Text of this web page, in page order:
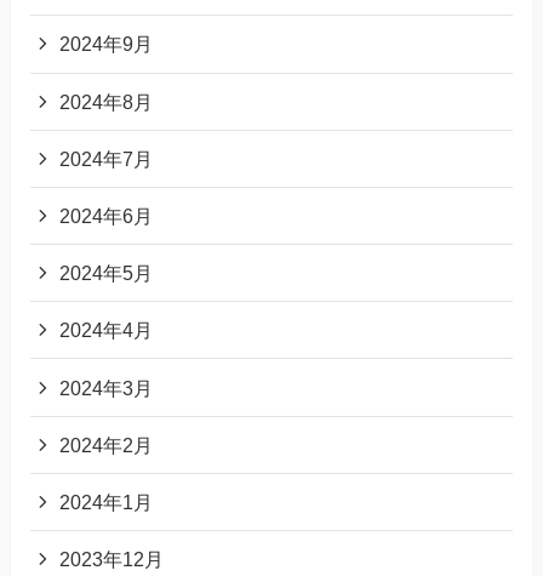
2024年9月
2024年8月
2024年7月
2024年6月
2024年5月
2024年4月
2024年3月
2024年2月
2024年1月
2023年12月